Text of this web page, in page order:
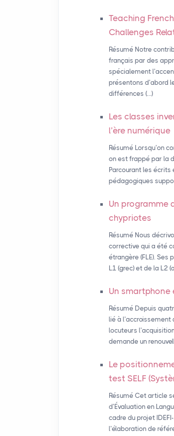
Teaching
Challenges
Résumé Notre
français par des
spécialement
présentons d’abord
différences (…)
Les classes
l’ère numérique
Résumé Lorsqu’on
on est frappé par la
Parcourant les
pédagogiques
Un programme
chypriotes
Résumé Nous
corrective qui a été
étrangère (FLE).
L1 (grec) et de la L2
Un smartphone
Résumé Depuis
lié à l’accroissement
locuteurs
demande un
Le
test SELF
Résumé Cet article
d’Évaluation en
cadre du projet
l’élaboration de